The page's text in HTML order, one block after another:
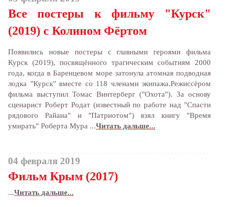
Все постеры к фильму "Курск"
(2019) с Колином Фёртом
Появились новые постеры с главными героями фильма
Курск (2019), посвящённого трагическим событиям 2000
года, когда в Баренцевом море затонула атомная подводная
лодка "Курск" вместе со 118 членами экипажа.Режиссёром
фильма выступил Томас Винтерберг ("Охота"). За основу
сценарист Роберт Родат (известный по работе над "Спасти
рядового Райана" и "Патриотом") взял книгу "Время
умирать" Роберта Мура ...Читать дальше...
04 февраля 2019
Фильм Крым (2017)
...Читать дальше...